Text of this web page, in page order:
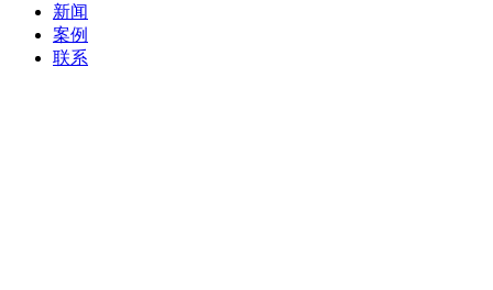
新闻
案例
联系